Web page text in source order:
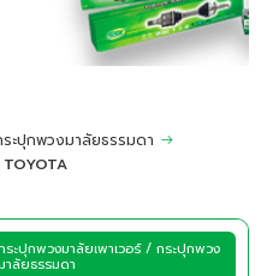
ะปุกพวงมาลัยธรรมดา
TOYOTA
ระปุกพวงมาลัยเพาเวอร์ / กระปุกพวง
าลัยธรรมดา